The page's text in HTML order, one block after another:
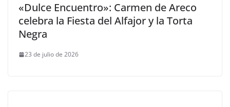
«Dulce Encuentro»: Carmen de Areco
celebra la Fiesta del Alfajor y la Torta
Negra
23 de julio de 2026